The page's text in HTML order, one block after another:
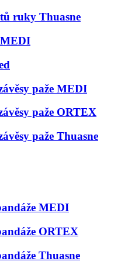
ruky Thuasne
paže MEDI
paže ORTEX
paže Thuasne
MEDI
ORTEX
Thuasne